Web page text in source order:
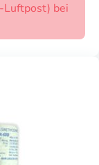
Luftpost) bei